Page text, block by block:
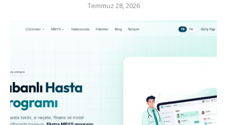
Temmuz 28, 2026